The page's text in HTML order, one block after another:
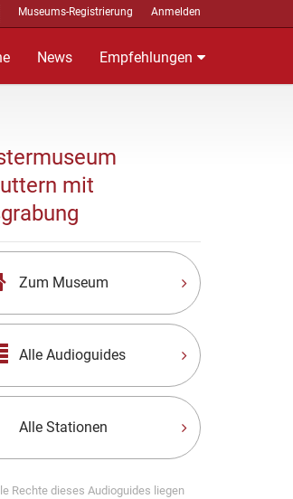
Museums-Registrierung Anmelden
News Empfehlungen
mit
Zum Museum
Alle Audioguides
Alle Stationen
Rechte dieses Audioguides liegen